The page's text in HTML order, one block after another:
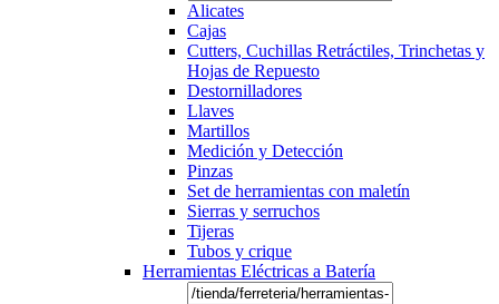
Alicates
Cajas
Cutters, Cuchillas Retráctiles, Trinchetas y
Hojas de Repuesto
Destornilladores
Llaves
Martillos
Medición y Detección
Pinzas
Set de herramientas con maletín
Sierras y serruchos
Tijeras
Tubos y crique
Herramientas Eléctricas a Batería